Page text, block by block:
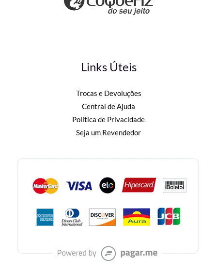
Links Úteis
Trocas e Devoluções
Central de Ajuda
Politica de Privacidade
Seja um Revendedor